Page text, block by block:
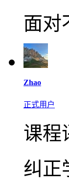
面对
Zhao
正式用户
课程
纠正